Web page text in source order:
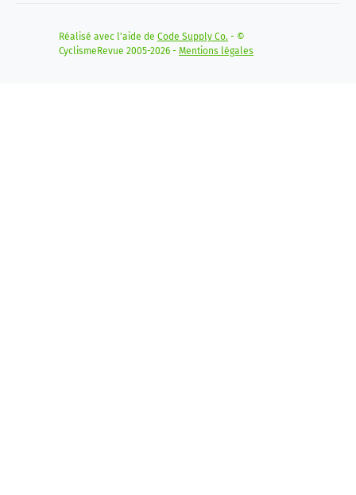
Réalisé avec l'aide de Code Supply Co. - ©
CyclismeRevue 2005-2026 - Mentions légales